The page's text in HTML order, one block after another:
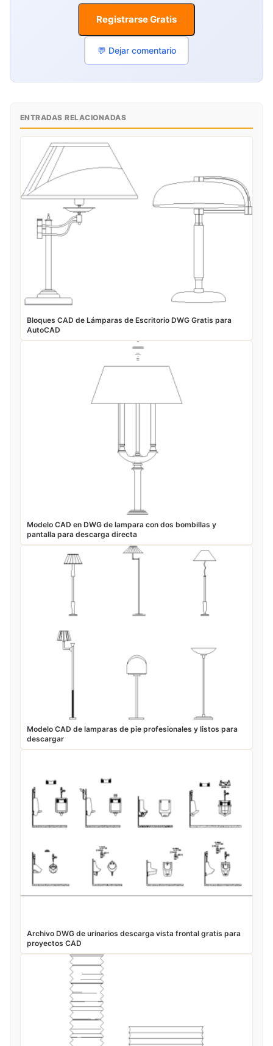
Registrarse Gratis
💬 Dejar comentario
ENTRADAS RELACIONADAS
Bloques CAD de Lámparas de Escritorio DWG Gratis para
AutoCAD
Modelo CAD en DWG de lampara con dos bombillas y
pantalla para descarga directa
Modelo CAD de lamparas de pie profesionales y listos para
descargar
Archivo DWG de urinarios descarga vista frontal gratis para
proyectos CAD